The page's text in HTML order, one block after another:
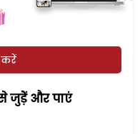
करें
जुड़ेें और पाएं